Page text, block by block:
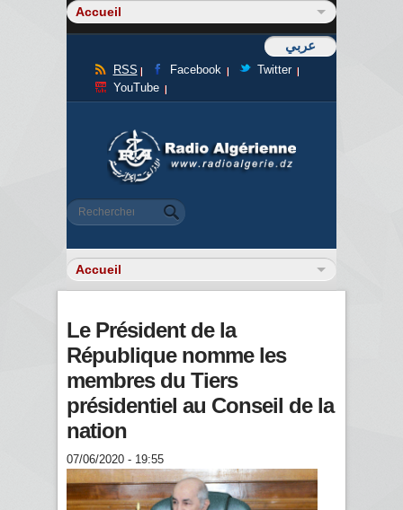
عربي
RSS Facebook
Twitter
YouTube
Formulaire de recherche
Rechercher
Le Président de la
République nomme les
membres du Tiers
présidentiel au Conseil de la
nation
07/06/2020 - 19:55